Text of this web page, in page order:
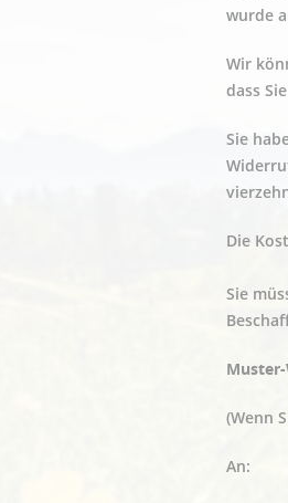
wurde
Wir
dass
Sie
Die
Sie
(Wenn
An: